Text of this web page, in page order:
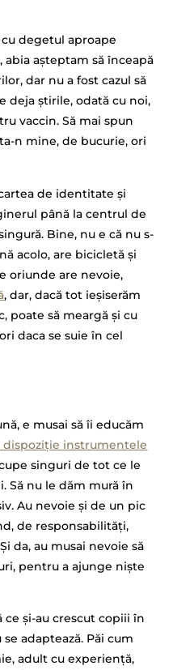
degetul aproape
așteptam să înceapă
dar nu a fost cazul să
deja știrile, odată cu noi,
vaccin. Să mai spun
n mine, de bucurie, ori
de identitate și
până la centrul de
Bine, nu e că nu s-
acolo, are bicicletă și
oriunde are nevoie,
, dar, dacă tot ieșiserăm
poate să meargă și cu
daca se suie în cel
e musai să îi educăm
dispoziție instrumentele
singuri de tot ce le
Să nu le dăm mură în
Au nevoie și de un pic
de responsabilități,
da, au musai nevoie să
pentru a ajunge niște
ce și-au crescut copiii în
adaptează. Păi cum
adult cu experiență,